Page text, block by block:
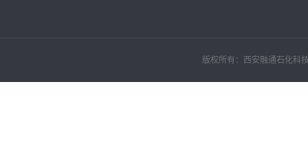
版权所有：西安融通石化科